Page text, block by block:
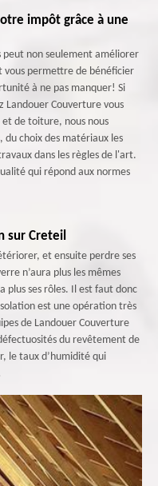
impôt grâce à une
peut non seulement améliorer
permettre de bénéficier
à ne pas manquer! Si
Landouer Couverture vous
de toiture, nous nous
du choix des matériaux les
dans les règles de l'art.
qui répond aux normes
sur Creteil
et ensuite perdre ses
n’aura plus les mêmes
plus ses rôles. Il est faut donc
est une opération très
de Landouer Couverture
du revêtement de
le taux d’humidité qui